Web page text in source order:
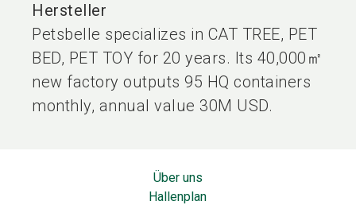
Hersteller
Petsbelle specializes in CAT TREE, PET
BED, PET TOY for 20 years. Its 40,000㎡
new factory outputs 95 HQ containers
monthly, annual value 30M USD.
Über uns
Hallenplan